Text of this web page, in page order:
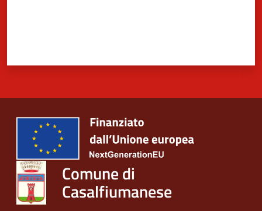
Comune di
Casalfiumanese